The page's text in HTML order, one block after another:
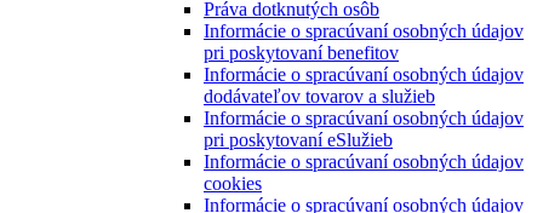
Práva dotknutých osôb
Informácie o spracúvaní osobných údajov
pri poskytovaní benefitov
Informácie o spracúvaní osobných údajov
dodávateľov tovarov a služieb
Informácie o spracúvaní osobných údajov
pri poskytovaní eSlužieb
Informácie o spracúvaní osobných údajov
cookies
Informácie o spracúvaní osobných údajov